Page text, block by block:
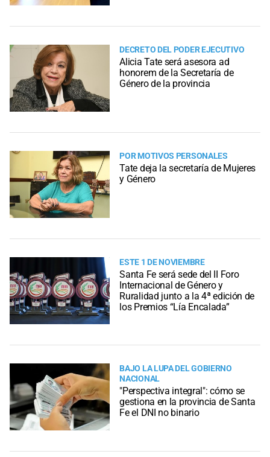
DECRETO DEL PODER EJECUTIVO
Alicia Tate será asesora ad
honorem de la Secretaría de
Género de la provincia
POR MOTIVOS PERSONALES
Tate deja la secretaría de Mujeres
y Género
ESTE 1 DE NOVIEMBRE
Santa Fe será sede del II Foro
Internacional de Género y
Ruralidad junto a la 4ª edición de
los Premios “Lía Encalada”
BAJO LA LUPA DEL GOBIERNO
NACIONAL
"Perspectiva integral": cómo se
gestiona en la provincia de Santa
Fe el DNI no binario